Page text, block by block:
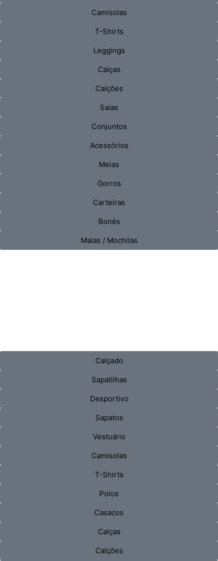
Camisolas
T-Shirts
Leggings
Calças
Calções
Saias
Conjuntos
Acessórios
Meias
Gorros
Carteiras
Bonés
Malas / Mochilas
Calçado
Sapatilhas
Desportivo
Sapatos
Vestuário
Camisolas
T-Shirts
Polos
Casacos
Calças
Calções